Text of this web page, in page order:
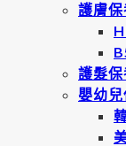
護膚保
護髮保
嬰幼